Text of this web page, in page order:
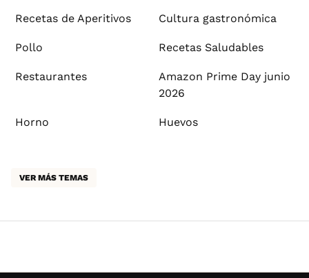
Recetas de Aperitivos Cultura gastronómica
Pollo Recetas Saludables
Restaurantes
Amazon Prime Day junio
2026
Horno Huevos
VER MÁS TEMAS